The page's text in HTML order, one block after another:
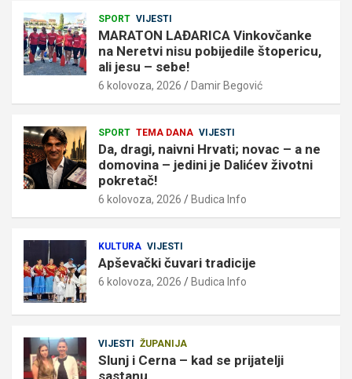
SPORT VIJESTI
MARATON LAĐARICA Vinkovčanke
na Neretvi nisu pobijedile štopericu,
ali jesu – sebe!
6 kolovoza, 2026 Damir Begović
SPORT TEMA DANA VIJESTI
Da, dragi, naivni Hrvati; novac – a ne
domovina – jedini je Dalićev životni
pokretač!
6 kolovoza, 2026 Budica Info
KULTURA VIJESTI
Apševački čuvari tradicije
6 kolovoza, 2026 Budica Info
VIJESTI ŽUPANIJA
Slunj i Cerna – kad se prijatelji
sastanu